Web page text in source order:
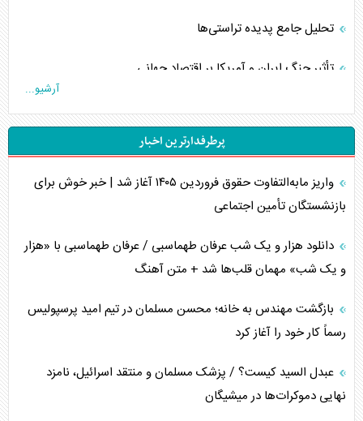
تحلیل جامع پدیده تراستی‌ها
تأثیر جنگ ایران و آمریکا بر اقتصاد جهانی
اربعین، کابوس مشترک تل‌آویو-واشنگتن
برنامه هفتم توسعه در نقطه کور سیاستگذاری
اوکراین بازوی مخرب آمریکا در غرب آسیا
اهمیت راهبردی اردن برای آمریکا
پیام، ظرفیت بالفعل‌نشده تجارت ایران
همسویی عربستان با سنتکام علیه متحدان ایران
آرشیو...
پرطرفدارترین اخبار
واریز مابه‌التفاوت حقوق فروردین ۱۴۰۵ آغاز شد | خبر خوش برای
بازنشستگان تأمین اجتماعی
دانلود هزار و یک شب عرفان طهماسبی / عرفان طهماسبی با «هزار
و یک شب» مهمان قلب‌ها شد + متن آهنگ
بازگشت مهندس به خانه؛ محسن مسلمان در تیم امید پرسپولیس
رسماً کار خود را آغاز کرد
عبدل السید کیست؟ / پزشک مسلمان و منتقد اسرائیل، نامزد
نهایی دموکرات‌ها در میشیگان